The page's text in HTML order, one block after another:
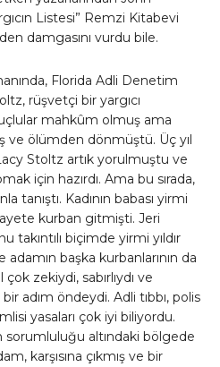
Listesi” Remzi Kitabevi
damgasını vurdu bile.
Florida Adli Denetim
rüşvetçi bir yargıcı
mahkûm olmuş ama
ve ölümden dönmüştü. Üç yıl
Stoltz artık yorulmuştu ve
için hazırdı. Ama bu sırada,
tanıştı. Kadının babası yirmi
kurban gitmişti. Jeri
takıntılı biçimde yirmi yıldır
başka kurbanlarının da
zekiydi, sabırlıydı ve
adım öndeydi. Adli tıbbı, polis
yasaları çok iyi biliyordu.
sorumluluğu altındaki bölgede
karşısına çıkmış ve bir